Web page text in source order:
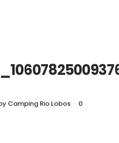
Camping Rio Lobos
0